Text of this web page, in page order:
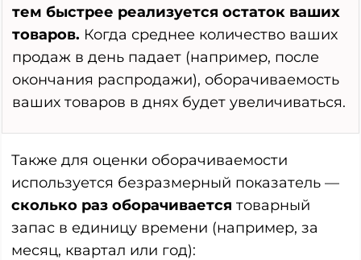
тем быстрее реализуется остаток ваших
товаров. Когда среднее количество ваших
продаж в день падает (например, после
окончания распродажи), оборачиваемость
ваших товаров в днях будет увеличиваться.
Также для оценки оборачиваемости
используется безразмерный показатель —
сколько раз оборачивается товарный
запас в единицу времени (например, за
месяц, квартал или год):